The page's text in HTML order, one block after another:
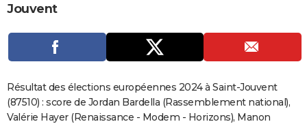
Carte de Noël
Carte Bonne année
Carte Saint-Valentin
Carte Pâques
Carte d'anniversaire
Dictionnaire
Biographies
Expressions
Proverbes
PROGRAMME TV
S'inscrire
Se connecter
Lycées
Collèges
Primaires
Universités
Entreprises
Service militaire
Avis de recherche
AVIS DE DÉCÈS
Jouvent
Résultat des élections européennes 2024 à Saint-Jouvent
(87510) : score de Jordan Bardella (Rassemblement national),
Valérie Hayer (Renaissance - Modem - Horizons), Manon